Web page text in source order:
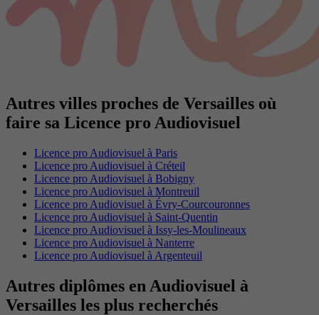
Autres villes proches de Versailles où
faire sa Licence pro Audiovisuel
Licence pro Audiovisuel à Paris
Licence pro Audiovisuel à Créteil
Licence pro Audiovisuel à Bobigny
Licence pro Audiovisuel à Montreuil
Licence pro Audiovisuel à Évry-Courcouronnes
Licence pro Audiovisuel à Saint-Quentin
Licence pro Audiovisuel à Issy-les-Moulineaux
Licence pro Audiovisuel à Nanterre
Licence pro Audiovisuel à Argenteuil
Autres diplômes en Audiovisuel à
Versailles les plus recherchés